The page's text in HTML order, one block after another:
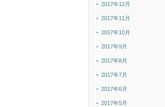
2017年12月
2017年11月
2017年10月
2017年9月
2017年8月
2017年7月
2017年6月
2017年5月